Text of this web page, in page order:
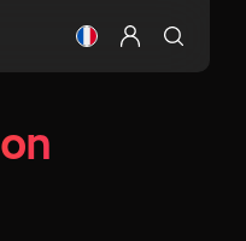
Changer laConfigurer